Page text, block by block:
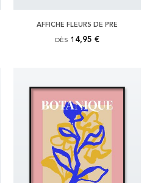
AFFICHE FLEURS DE PRÉ
DÈS 14,95 €